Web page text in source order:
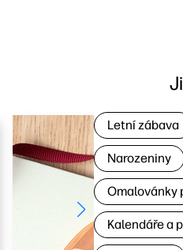
Letní zábava
Narozeniny
Omalovánky
Kalendáře a